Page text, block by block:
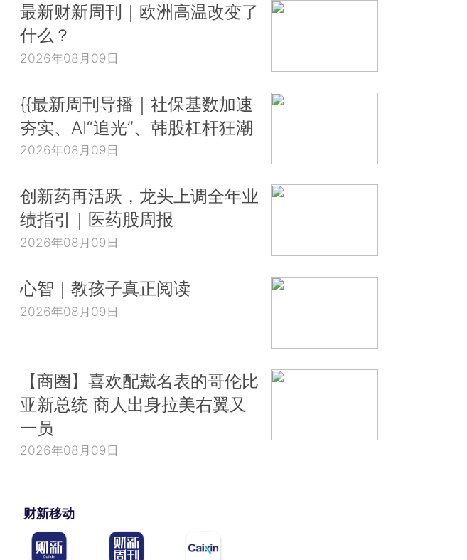
最新财新周刊｜欧洲高温改变了
什么？
2026年08月09日
{{最新周刊导播｜社保基数加速
夯实、AI“追光”、韩股杠杆狂潮
2026年08月09日
创新药再活跃，龙头上调全年业
绩指引｜医药股周报
2026年08月09日
心智｜教孩子真正阅读
2026年08月09日
【商圈】喜欢配戴名表的哥伦比
亚新总统 商人出身拉美右翼又
一员
2026年08月09日
财新移动